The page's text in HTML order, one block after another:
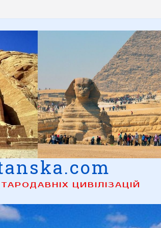
ЦИВІЛІЗАЦІЙ